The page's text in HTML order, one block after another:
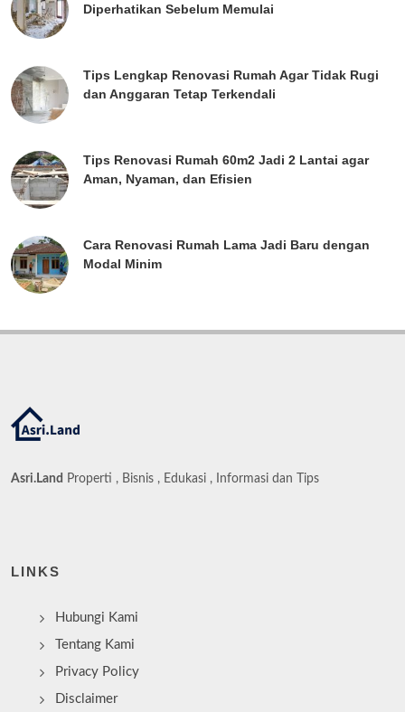
Diperhatikan Sebelum Memulai
Tips Lengkap Renovasi Rumah Agar Tidak Rugi
dan Anggaran Tetap Terkendali
Tips Renovasi Rumah 60m2 Jadi 2 Lantai agar
Aman, Nyaman, dan Efisien
Cara Renovasi Rumah Lama Jadi Baru dengan
Modal Minim
Asri.Land Properti , Bisnis , Edukasi , Informasi dan Tips
LINKS
Hubungi Kami
Tentang Kami
Privacy Policy
Disclaimer